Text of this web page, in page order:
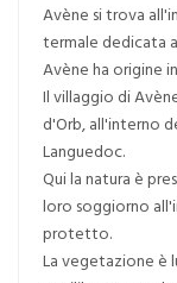
Avène si trova
termale dedicata
Avène ha origine
Il villaggio di
d'Orb, all'interno
Languedoc.
Qui la natura è
loro soggiorno
protetto.
La vegetazione è